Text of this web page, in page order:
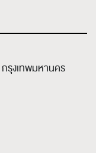
กรุงเทพมหานคร